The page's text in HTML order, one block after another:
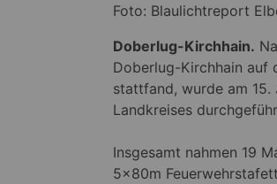
Foto: Blaulichtreport
Doberlug-Kirchhain.
Doberlug-Kirchhain auf
stattfand, wurde am
Landkreises
Insgesamt nahmen 19
5x80m